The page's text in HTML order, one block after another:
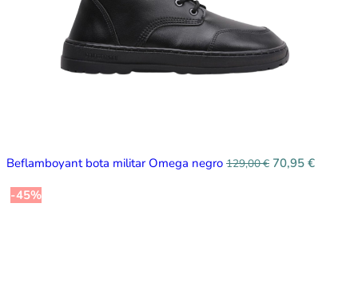
Beflamboyant bota militar Omega negro 129,00€ 70,95 €
-45%